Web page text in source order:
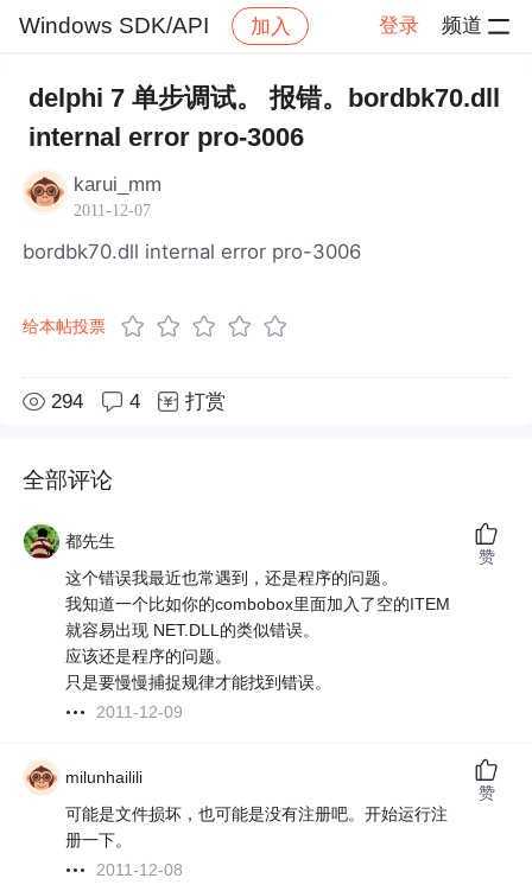
Windows SDK/API 加入 登录 频道
社区 Windows SDK/API 帖子详情
delphi 7 单步调试。 报错。bordbk70.dll
internal error pro-3006
karui_mm
2011-12-07
bordbk70.dll internal error pro-3006
给本帖投票
294 4 打赏
全部评论
都先生
这个错误我最近也常遇到，还是程序的问题。
我知道一个比如你的combobox里面加入了空的ITEM
就容易出现 NET.DLL的类似错误。
应该还是程序的问题。
只是要慢慢捕捉规律才能找到错误。
2011-12-09
赞
milunhailili
可能是文件损坏，也可能是没有注册吧。开始运行注
册一下。
2011-12-08
赞